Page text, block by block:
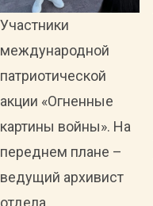
Участники
международной
патриотической
акции «Огненные
картины войны». На
переднем плане –
ведущий архивист
отдела